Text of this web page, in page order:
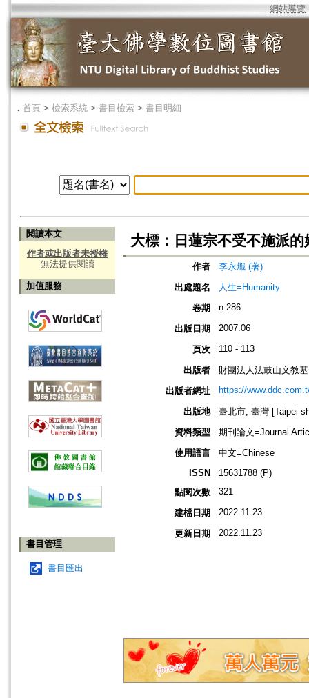
網站導覽
． 首頁 > 檢索系統 > 書目檢索 > 書目明細
閱讀本文
作者或出版者未授權
無法提供閱讀
加值服務
書目管理
書目匯出
大標：日蓮宗不受不施派
作者
李永熾 (著)
出處題名
人生=Humanity
卷期
n.286
出版日期 2007.06
頁次 110 - 113
出版者
財團法人法鼓山文教
出版者網址
https://
出版地
臺北市, 臺灣 [Taipei
資料類型
期刊論文=Journal
使用語言
中文=Chinese
ISSN
15631788 (P)
點閱次數
321
建檔日期 2022.11.23
更新日期 2022.11.23